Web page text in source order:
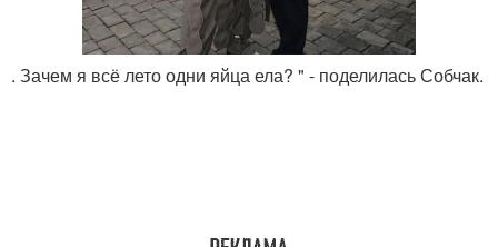
. Зачем я всё лето одни яйца ела? " - поделилась Собчак.